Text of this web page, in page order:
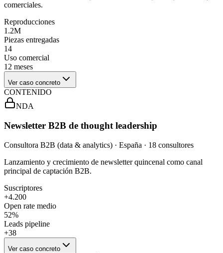
comerciales.
Reproducciones
1.2M
Piezas entregadas
14
Uso comercial
12 meses
Ver caso concreto
CONTENIDO
NDA
Newsletter B2B de thought leadership
Consultora B2B (data & analytics) · España · 18 consultores
Lanzamiento y crecimiento de newsletter quincenal como canal
principal de captación B2B.
Suscriptores
+4.200
Open rate medio
52%
Leads pipeline
+38
Ver caso concreto